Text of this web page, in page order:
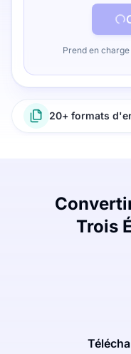
Prend en
20+ formats
Trois